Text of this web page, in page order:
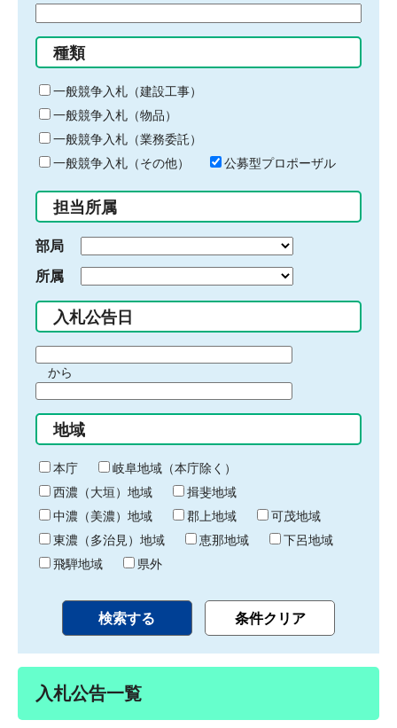
る
キ
ー
ワ
ー
ド
入
力
種類
一般競争入札（建設工事）
一般競争入札（物品）
一般競争入札（業務委託）
一般競争入札（その他）
公募型プロポーザル
担当所属
部局
所属
入札公告日
間
始
り
から
間
終
わ
り
地域
本庁
岐阜地域（本庁除く）
西濃（大垣）地域
揖斐地域
中濃（美濃）地域
郡上地域
可茂地域
東濃（多治見）地域
恵那地域
下呂地域
飛騨地域
県外
入札公告一覧